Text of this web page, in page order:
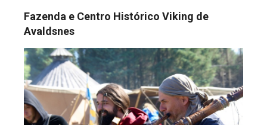
Fazenda e Centro Histórico Viking de
Avaldsnes